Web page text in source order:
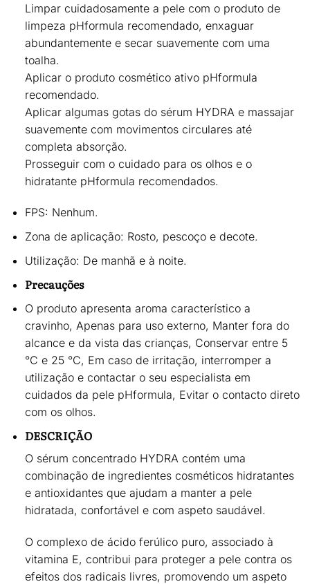
Limpar cuidadosamente a pele com o produto de
limpeza pHformula recomendado, enxaguar
abundantemente e secar suavemente com uma
toalha.
Aplicar o produto cosmético ativo pHformula
recomendado.
Aplicar algumas gotas do sérum HYDRA e massajar
suavemente com movimentos circulares até
completa absorção.
Prosseguir com o cuidado para os olhos e o
hidratante pHformula recomendados.
FPS: Nenhum.
Zona de aplicação: Rosto, pescoço e decote.
Utilização: De manhã e à noite.
Precauções
O produto apresenta aroma característico a
cravinho, Apenas para uso externo, Manter fora do
alcance e da vista das crianças, Conservar entre 5
°C e 25 °C, Em caso de irritação, interromper a
utilização e contactar o seu especialista em
cuidados da pele pHformula, Evitar o contacto direto
com os olhos.
DESCRIÇÃO
O sérum concentrado HYDRA contém uma
combinação de ingredientes cosméticos hidratantes
e antioxidantes que ajudam a manter a pele
hidratada, confortável e com aspeto saudável.
O complexo de ácido ferúlico puro, associado à
vitamina E, contribui para proteger a pele contra os
efeitos dos radicais livres, promovendo um aspeto